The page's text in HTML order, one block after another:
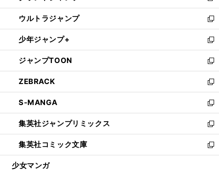
開
く
ウ
で
開
く
ン
ド
ウ
で
開
く
ウ
ィ
ン
ド
ウ
で
開
く
し
い
ウ
ィ
ン
ド
ウ
で
開
く
ウルトラジャンプ
新
し
い
ウ
ィ
ン
ド
ウ
で
開
く
少年ジャンプ+
新
し
い
ウ
ィ
ン
ド
ウ
で
開
く
ジャンプTOON
新
し
い
ウ
ィ
ン
ド
ウ
で
開
ZEBRACK
新
し
い
ウ
ィ
ン
ド
ウ
S-MANGA
新
し
い
ウ
ィ
ン
集英社ジャンプリミックス
新
し
い
ウ
集英社コミック文庫
新
し
少女マンガ